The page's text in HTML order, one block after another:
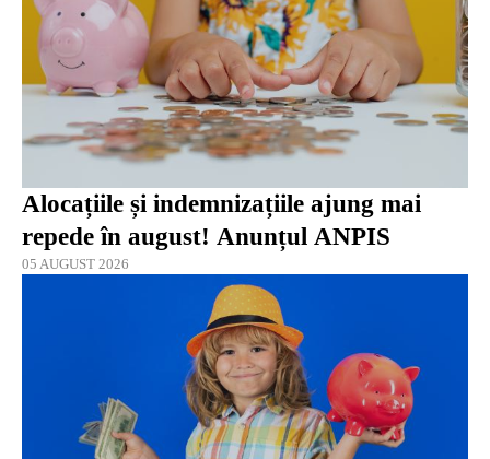
Alocațiile și indemnizațiile ajung mai
repede în august! Anunțul ANPIS
05 AUGUST 2026